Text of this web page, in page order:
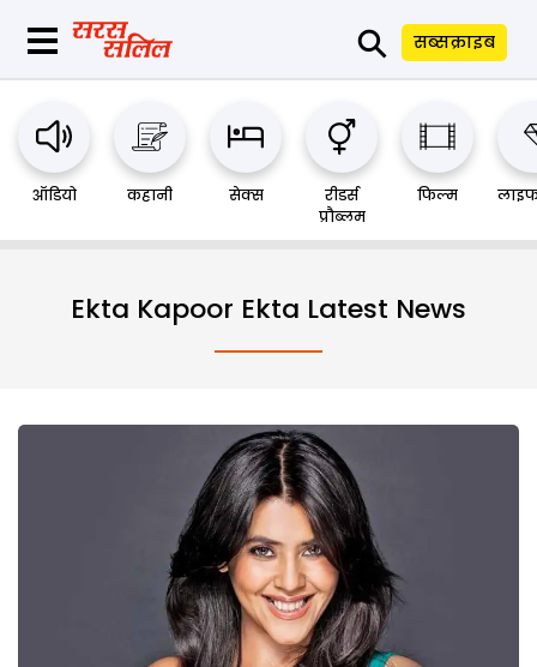
⚲ सब्सक्राइब
ऑडियो कहानी सेक्स
रीडर्स
प्रौब्लम
फिल्म
Ekta Kapoor Ekta Latest News